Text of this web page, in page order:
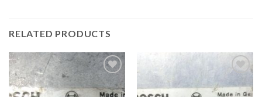
RELATED PRODUCTS